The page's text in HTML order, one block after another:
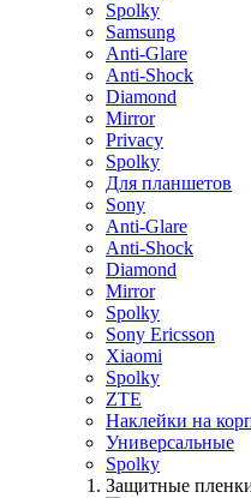
Spolky
Samsung
Anti-Glare
Anti-Shock
Diamond
Mirror
Privacy
Spolky
Для планшетов
Sony
Anti-Glare
Anti-Shock
Diamond
Mirror
Spolky
Sony Ericsson
Xiaomi
Spolky
ZTE
Наклейки на
Универсальные
Spolky
Защитные